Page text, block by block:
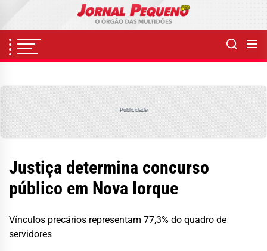
content
Publicidade
Justiça determina concurso
público em Nova Iorque
Vínculos precários representam 77,3% do quadro de
servidores